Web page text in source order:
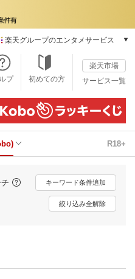
楽天グループのエンタメサービス
本/ゲーム/CD/DVD
楽天ブックス
電子書籍
楽天Kobo
雑誌読み放題
楽天ミュージック
動画配信
楽天TV
動画配信ガイド
プ 初めての方
楽天市場
サービス一覧
R18+
キーワード条件追加
絞り込み全解除